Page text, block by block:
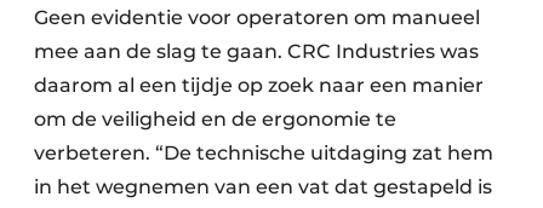
Geen evidentie voor operatoren om manueel
mee aan de slag te gaan. CRC Industries was
daarom al een tijdje op zoek naar een manier
om de veiligheid en de ergonomie te
verbeteren. “De technische uitdaging zat hem
in het wegnemen van een vat dat gestapeld is